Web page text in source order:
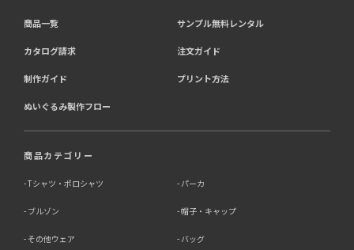
4．個人情報を第三者に提供することが予定される場合の
事項
第三者に提供する目的：パーソナライズ広告配信および効
提供する個人情報の項目：Cookie 等の識別子、広告 ID、
提供の手段又は方法：当社ウェブサイトのタグ・SDK・
携。
提供先：広告配信事業者（例：Google LLC等）。
い契約（目的外利用禁止、再提供制限、安全管理措置等）
商品一覧 サンプル無料レンタル
カタログ請求 注文ガイド
制作ガイド プリント方法
ぬいぐるみ製作フロー
商品カテゴリー
Tシャツ・ポロシャツ パーカ
ブルゾン 帽子・キャップ
その他ウェア バッグ